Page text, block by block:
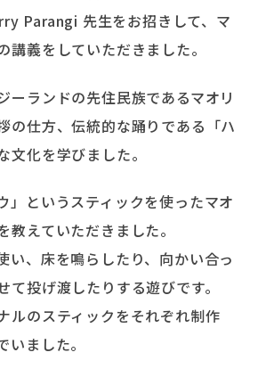
Parangi 先生をお招きして、マ
講義をしていただきました。
ーランドの先住民族であるマオリ
の仕方、伝統的な踊りである「ハ
文化を学びました。
」というスティックを使ったマオ
教えていただきました。
い、床を鳴らしたり、向かい合っ
て投げ渡したりする遊びです。
ルのスティックをそれぞれ制作
いました。